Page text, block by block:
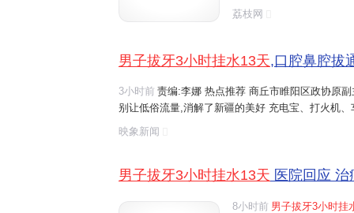
程序维护自己的权益 赞
荔枝网
男子拔牙3小时挂水13天,口腔鼻腔拔
3小时前 责编:李娜 热点推荐 商丘市睢阳区政协原
别让低俗流量,消解了新疆的美好 充电宝、打火机
存影像 国际金价"高台跳水",金饰价格降了,网友:降
映象新闻
男子拔牙3小时挂水13天 医院回应 治
8小时前 男子拔牙3小时挂